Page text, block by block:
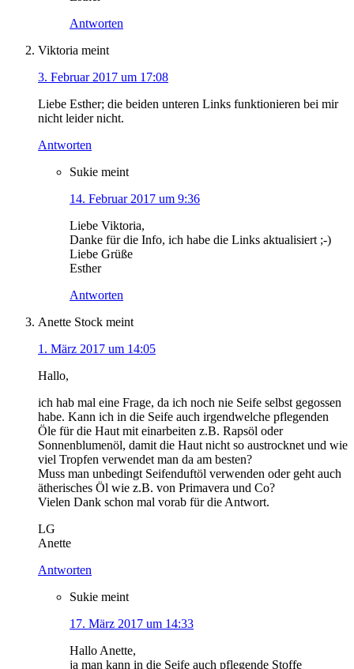
Antworten
Viktoria meint
3. Februar 2017 um 17:08
Liebe Esther; die beiden unteren Links funktionieren bei mir
nicht leider nicht.
Antworten
Sukie meint
14. Februar 2017 um 9:36
Liebe Viktoria,
Danke für die Info, ich habe die Links aktualisiert ;-)
Liebe Grüße
Esther
Antworten
Anette Stock meint
1. März 2017 um 14:05
Hallo,
ich hab mal eine Frage, da ich noch nie Seife selbst gegossen
habe. Kann ich in die Seife auch irgendwelche pflegenden
Öle für die Haut mit einarbeiten z.B. Rapsöl oder
Sonnenblumenöl, damit die Haut nicht so austrocknet und wie
viel Tropfen verwendet man da am besten?
Muss man unbedingt Seifenduftöl verwenden oder geht auch
ätherisches Öl wie z.B. von Primavera und Co?
Vielen Dank schon mal vorab für die Antwort.
LG
Anette
Antworten
Sukie meint
17. März 2017 um 14:33
Hallo Anette,
ja man kann in die Seife auch pflegende Stoffe